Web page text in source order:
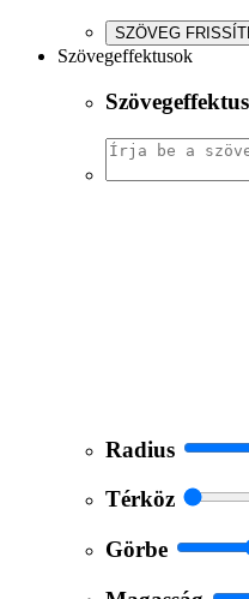
SZÖVEG
Szövegeffektusok
Radius
Térköz
Görbe